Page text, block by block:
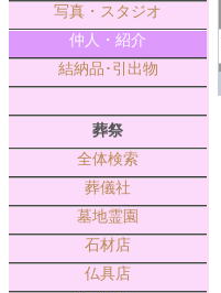
写真・スタジオ
仲人・紹介
結納品･引出物
葬祭
全体検索
葬儀社
墓地霊園
石材店
仏具店